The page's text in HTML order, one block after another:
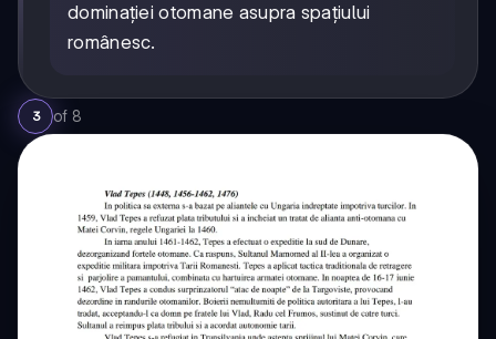
dominației otomane asupra spațiului
românesc.
3 of 8